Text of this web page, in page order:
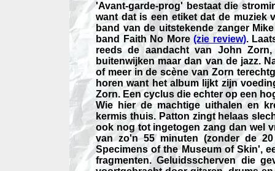
'Avant-garde-prog' bestaat die
want dat is een etiket dat de muziek
band van de uitstekende zanger
band Faith No More(zie review).
reeds de aandacht van John
buitenwijken maar dan van de jazz.
of meer in de scène van Zorn
horen want het album lijkt zijn
Zorn. Een cyclus die echter op een
Wie hier de machtige uithalen en
kermis thuis. Patton zingt helaas
ook nog tot ingetogen zang dan wel
van zo'n 55 minuten (zonder de
Specimens of the Museum of Skin',
fragmenten. Geluidsscherven die